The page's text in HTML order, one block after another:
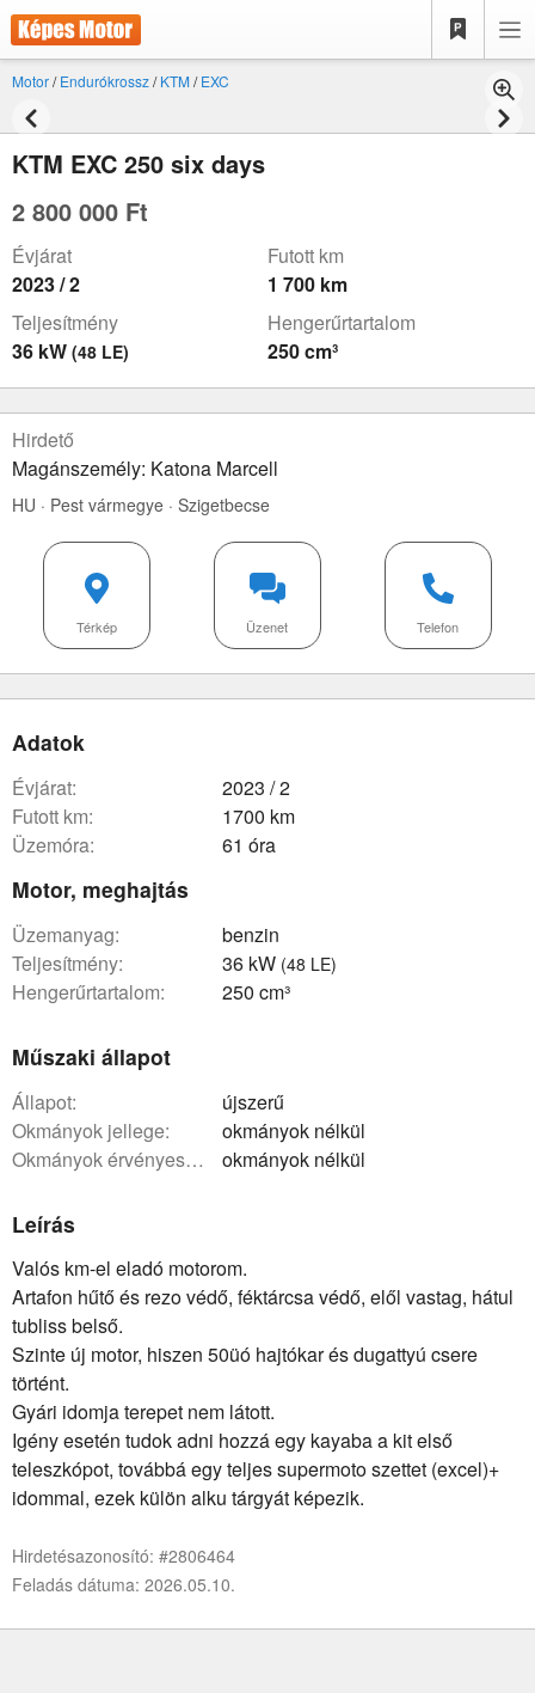
Motor/Endurókrossz/KTM/EXC
KTM EXC 250 six days
2 800 000 Ft
Évjárat
2023 / 2
Futott km
1 700 km
Teljesítmény
36 kW (48 LE)
Hengerűrtartalom
250 cm³
Hirdető
Magánszemély: Katona Marcell
HU · Pest vármegye · Szigetbecse
Telefon
Üzenet
Térkép
Adatok
évjárat:
2023 / 2
futott km:
1700 km
üzemóra:
61 óra
Motor, meghajtás
üzemanyag:
benzin
teljesítmény:
36 kW (48 LE)
hengerűrtartalom: 250 cm³
Műszaki állapot
állapot:
újszerű
okmányok jellege:
okmányok nélkül
okmányok érvényessége:
okmányok nélkül
Leírás
Valós km-el eladó motorom.
Artafon hűtő és rezo védő, féktárcsa védő, elől vastag, hátul
tubliss belső.
Szinte új motor, hiszen 50üó hajtókar és dugattyú csere
történt.
Gyári idomja terepet nem látott.
Igény esetén tudok adni hozzá egy kayaba a kit első
teleszkópot, továbbá egy teljes supermoto szettet (excel)+
idommal, ezek külön alku tárgyát képezik.
Hirdetésazonosító: #2806464
Feladás dátuma: 2026.05.10.